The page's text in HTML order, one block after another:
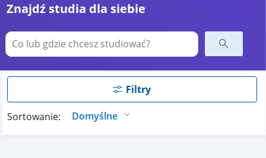
Znajdź studia dla siebie
Filtry
Sortowanie: